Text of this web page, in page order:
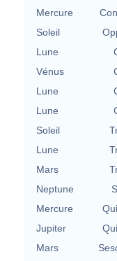
Mercure
Soleil
Lune
Vénus
Lune
Lune
Soleil
Lune
Mars
Neptune
Mercure
Jupiter
Mars